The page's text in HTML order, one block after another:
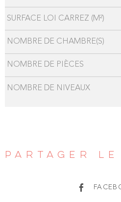
SURFACE LOI CARREZ (M²)
NOMBRE DE CHAMBRE(S)
NOMBRE DE PIÈCES
NOMBRE DE NIVEAUX
PARTAGER